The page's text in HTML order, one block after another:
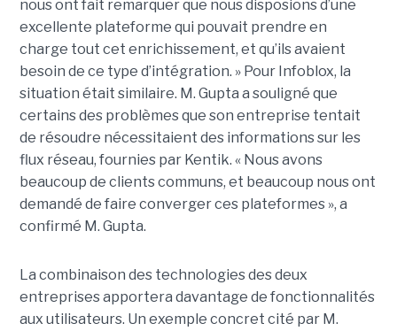
nous ont fait remarquer que nous disposions d’une
excellente plateforme qui pouvait prendre en
charge tout cet enrichissement, et qu’ils avaient
besoin de ce type d’intégration. » Pour Infoblox, la
situation était similaire. M. Gupta a souligné que
certains des problèmes que son entreprise tentait
de résoudre nécessitaient des informations sur les
flux réseau, fournies par Kentik. « Nous avons
beaucoup de clients communs, et beaucoup nous ont
demandé de faire converger ces plateformes », a
confirmé M. Gupta.
La combinaison des technologies des deux
entreprises apportera davantage de fonctionnalités
aux utilisateurs. Un exemple concret cité par M.